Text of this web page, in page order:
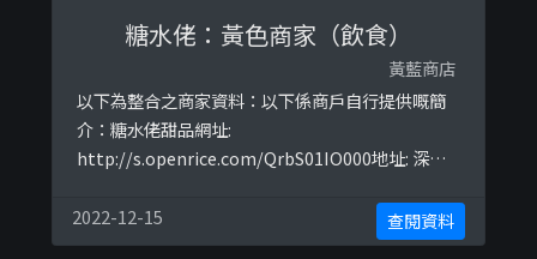
糖水佬：黃色商家（飲食）
黃藍商店
以下為整合之商家資料：以下係商戶自行提供嘅簡
介：糖水佬甜品網址:
http://s.openrice.com/QrbS01IO000地址: 深水
https://www.facebook.com/tongsuilo/posts/
2671573216220267https://www.facebook.com
2022-12-15 查閱資料